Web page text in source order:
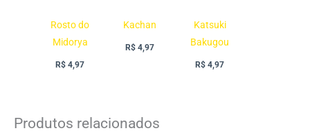
Rosto do
Midorya
R$ 4,97
Kachan
R$ 4,97
Katsuki
Bakugou
R$ 4,97
Produtos relacionados